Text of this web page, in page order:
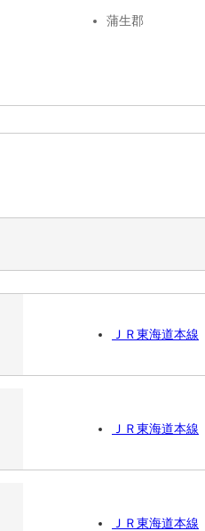
蒲生郡
ＪＲ東海道本線
ＪＲ東海道本線
ＪＲ東海道本線